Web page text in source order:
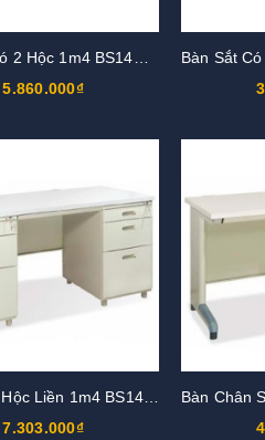
5.860.000₫
Bàn Sắt
Bàn Sắt 2 Hộc Liền 1m4 BS14H-M
7.303.000₫